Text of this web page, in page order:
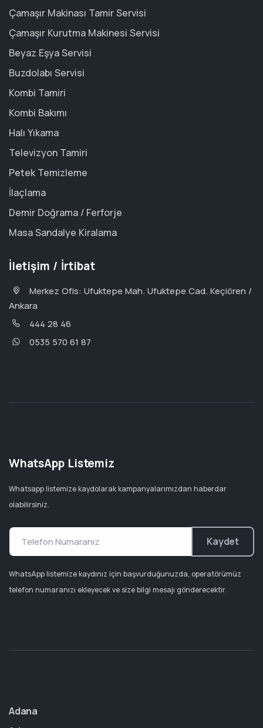
Çamaşır Makinası Tamir Servisi
Çamaşır Kurutma Makinesi Servisi
Beyaz Eşya Servisi
Buzdolabı Servisi
Kombi Tamiri
Kombi Bakımı
Halı Yıkama
Televizyon Tamiri
Petek Temizleme
İlaçlama
Demir Doğrama / Ferforje
Masa Sandalye Kiralama
İletişim / İrtibat
Merkez Ofis: Ufuktepe Mah. Ufuktepe Cad. Keçiören /
Ankara
444 28 46
0535 570 61 87
WhatsApp Listemiz
Whatsapp listemize kaydolarak kampanyalarımızdan haberdar
olabilirsiniz.
Kaydet
WhatsApp listemize kaydınız için başvurduğunuzda, operatörümüz
telefon numaranızı ekleyecek ve size bilgi mesajı gönderecektir.
Adana